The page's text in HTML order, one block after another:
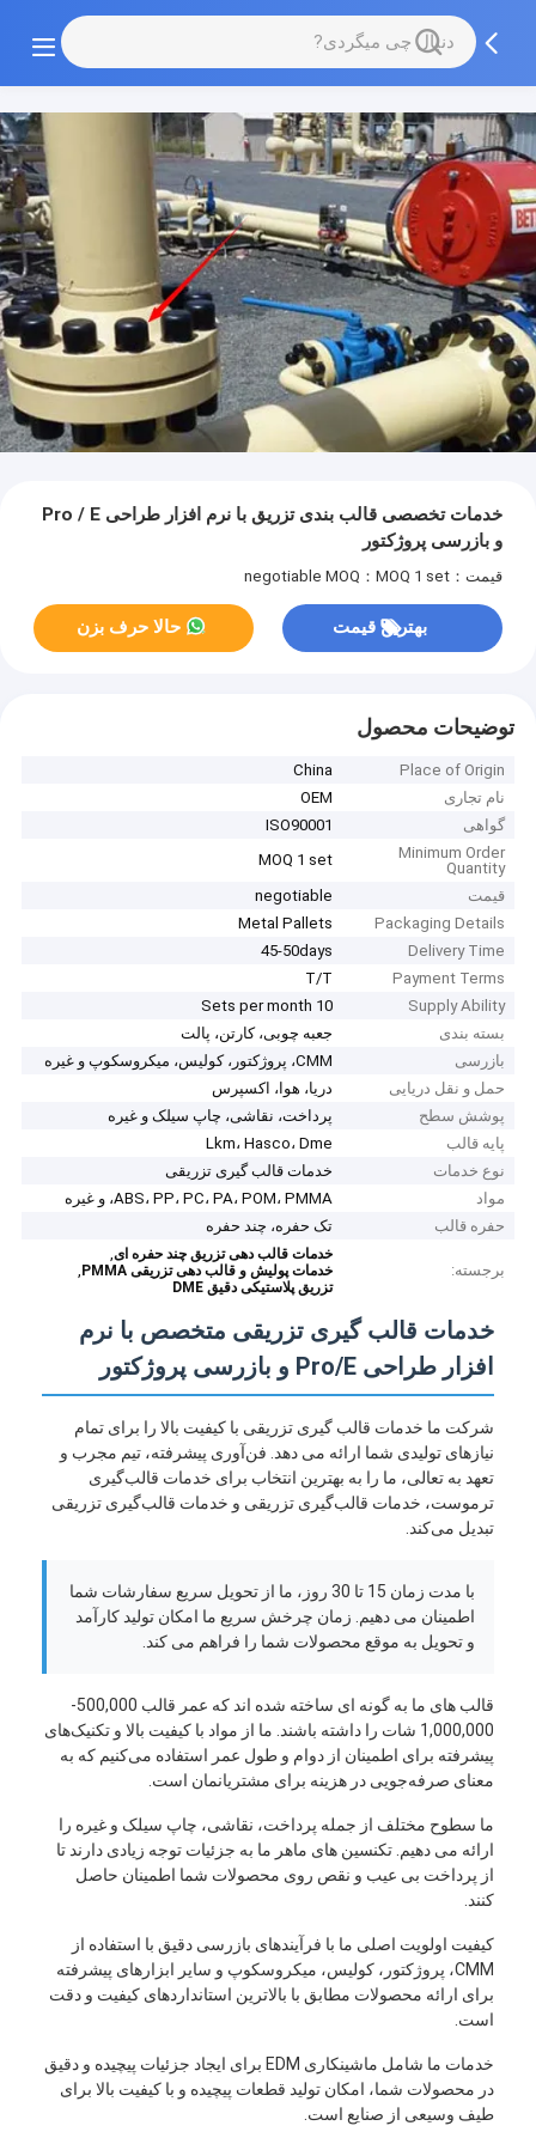
خدمات تخصصی قالب بندی تزریق با نرم افزار طراحی Pro / E
و بازرسی پروژکتور
قیمت：negotiable MOQ：MOQ 1 set
بهترین قیمت حالا حرف بزن
توضیحات محصول
Place of Origin
China
نام تجاری
OEM
گواهی
ISO90001
Minimum Order
Quantity
MOQ 1 set
قیمت
negotiable
Packaging Details
Metal Pallets
Delivery Time
45-50days
Payment Terms
T/T
Supply Ability
10 Sets per month
بسته بندی
جعبه چوبی، کارتن، پالت
بازرسی
CMM، پروژکتور، کولیس، میکروسکوپ و غیره
حمل و نقل دریایی
دریا، هوا، اکسپرس
پوشش سطح
پرداخت، نقاشی، چاپ سیلک و غیره
پایه قالب
Lkm، Hasco، Dme
نوع خدمات
خدمات قالب گیری تزریقی
مواد
ABS، PP، PC، PA، POM، PMMA، و غیره
حفره قالب
تک حفره، چند حفره
برجسته:
خدمات قالب دهی تزریق چند حفره ای,
خدمات پولیش و قالب دهی تزریقی PMMA ,
تزریق پلاستیکی دقیق DME
خدمات قالب گیری تزریقی متخصص با نرم
افزار طراحی Pro/E و بازرسی پروژکتور
شرکت ما خدمات قالب گیری تزریقی با کیفیت بالا را برای تمام
نیازهای تولیدی شما ارائه می دهد. فن‌آوری پیشرفته، تیم مجرب و
تعهد به تعالی، ما را به بهترین انتخاب برای خدمات قالب‌گیری
ترموست، خدمات قالب‌گیری تزریقی و خدمات قالب‌گیری تزریقی
تبدیل می‌کند.
با مدت زمان 15 تا 30 روز، ما از تحویل سریع سفارشات شما
اطمینان می دهیم. زمان چرخش سریع ما امکان تولید کارآمد
و تحویل به موقع محصولات شما را فراهم می کند.
قالب های ما به گونه ای ساخته شده اند که عمر قالب 500,000-
1,000,000 شات را داشته باشند. ما از مواد با کیفیت بالا و تکنیک‌های
پیشرفته برای اطمینان از دوام و طول عمر استفاده می‌کنیم که به
معنای صرفه‌جویی در هزینه برای مشتریانمان است.
ما سطوح مختلف از جمله پرداخت، نقاشی، چاپ سیلک و غیره را
ارائه می دهیم. تکنسین های ماهر ما به جزئیات توجه زیادی دارند تا
از پرداخت بی عیب و نقص روی محصولات شما اطمینان حاصل
کنند.
کیفیت اولویت اصلی ما با فرآیندهای بازرسی دقیق با استفاده از
CMM، پروژکتور، کولیس، میکروسکوپ و سایر ابزارهای پیشرفته
برای ارائه محصولات مطابق با بالاترین استانداردهای کیفیت و دقت
است.
خدمات ما شامل ماشینکاری EDM برای ایجاد جزئیات پیچیده و دقیق
در محصولات شما، امکان تولید قطعات پیچیده و با کیفیت بالا برای
طیف وسیعی از صنایع است.